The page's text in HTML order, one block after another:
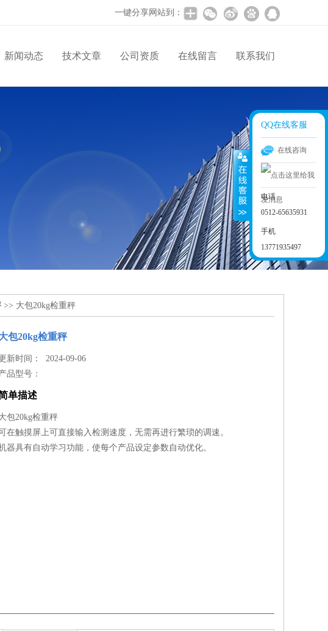
一键分享网站到：
新闻动态 技术文章 公司资质 在线留言 联系我们
>> 大包20kg检重秤
包20kg检重秤
新时间： 2024-09-06
品型号：
单描述
包20kg检重秤
在触摸屏上可直接输入检测速度，无需再进行繁琐的调速。
器具有自动学习功能，使每个产品设定参数自动优化。
QQ在线客服
在线咨询
电话
0512-65635931
手机
13771935497